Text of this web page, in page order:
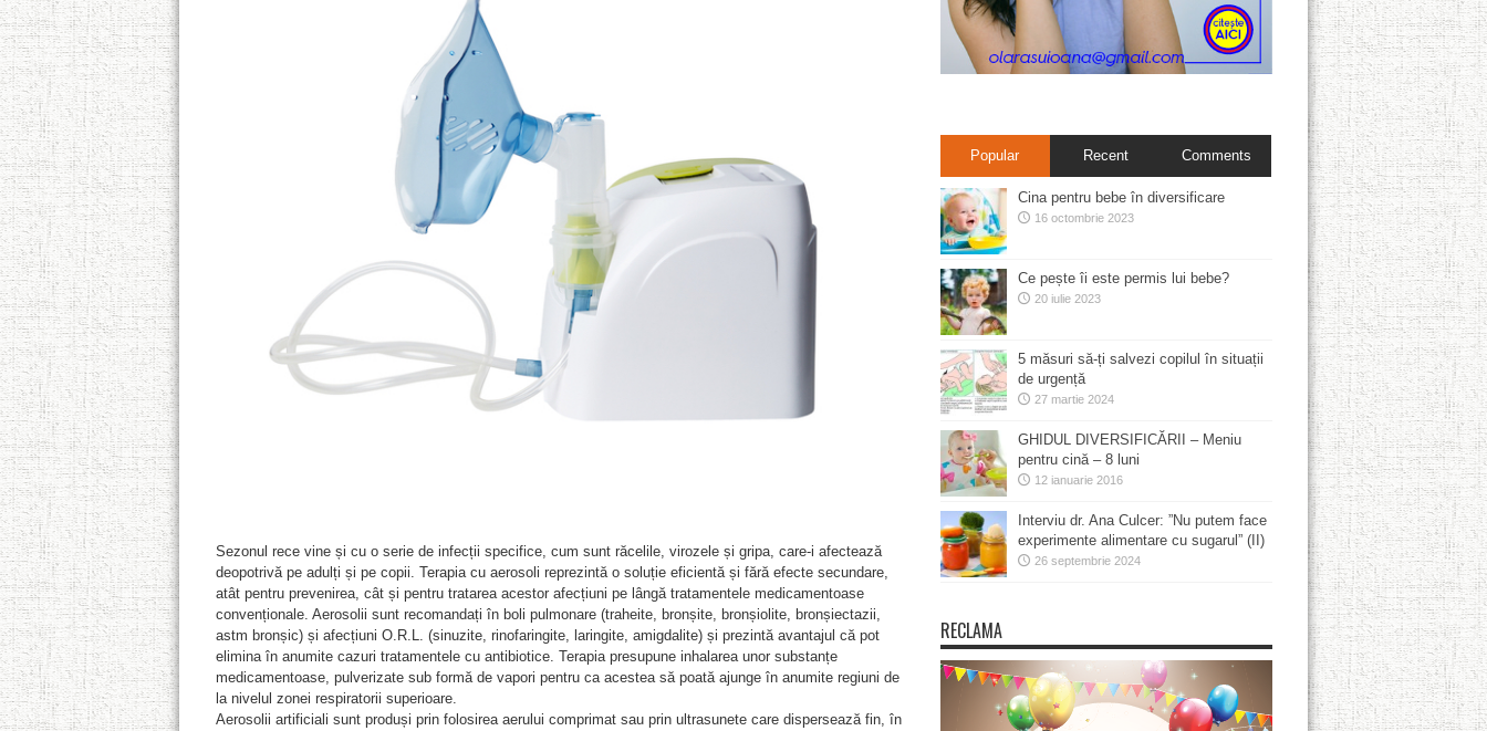
Sezonul rece vine și cu o serie de infecții specifice, cum sunt răcelile, virozele și gripa, care-i afectează
deopotrivă pe adulți și pe copii. Terapia cu aerosoli reprezintă o soluție eficientă și fără efecte secundare,
atât pentru prevenirea, cât și pentru tratarea acestor afecțiuni pe lângă tratamentele medicamentoase
convenționale. Aerosolii sunt recomandați în boli pulmonare (traheite, bronșite, bronșiolite, bronșiectazii,
astm bronșic) și afecțiuni O.R.L. (sinuzite, rinofaringite, laringite, amigdalite) și prezintă avantajul că pot
elimina în anumite cazuri tratamentele cu antibiotice. Terapia presupune inhalarea unor substanțe
medicamentoase, pulverizate sub formă de vapori pentru ca acestea să poată ajunge în anumite regiuni de
la nivelul zonei respiratorii superioare.
Aerosolii artificiali sunt produși prin folosirea aerului comprimat sau prin ultrasunete care dispersează fin, în
Popular Recent Comments
Cina pentru bebe în diversificare
16 octombrie 2023
Ce pește îi este permis lui bebe?
20 iulie 2023
5 măsuri să-ți salvezi copilul în situații
de urgență
27 martie 2024
GHIDUL DIVERSIFICĂRII – Meniu
pentru cină – 8 luni
12 ianuarie 2016
Interviu dr. Ana Culcer: ”Nu putem face
experimente alimentare cu sugarul” (II)
26 septembrie 2024
RECLAMA